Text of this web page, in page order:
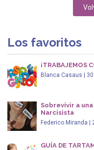
Los favoritos
¡TRABAJEMOS
Blanca Casaus |
Sobrevivir a
Narcisista
Federico Miranda |
GUÍA DE